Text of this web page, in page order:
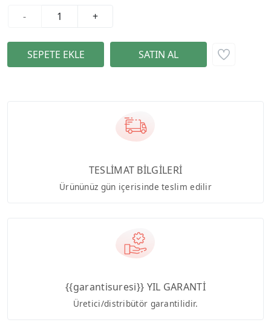
-
+
TESLİMAT BİLGİLERİ
Ürününüz gün içerisinde teslim edilir
{{garantisuresi}} YIL GARANTİ
Üretici/distribütör garantilidir.